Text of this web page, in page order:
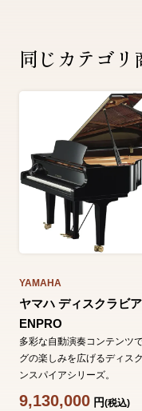
同じカテゴリ
YAMAHA
ヤマハ ディスクラビ
ENPRO
多彩な自動演奏コンテンツ
グの楽しみを広げるディス
ンスパイアシリーズ。
9,130,000円(税込)